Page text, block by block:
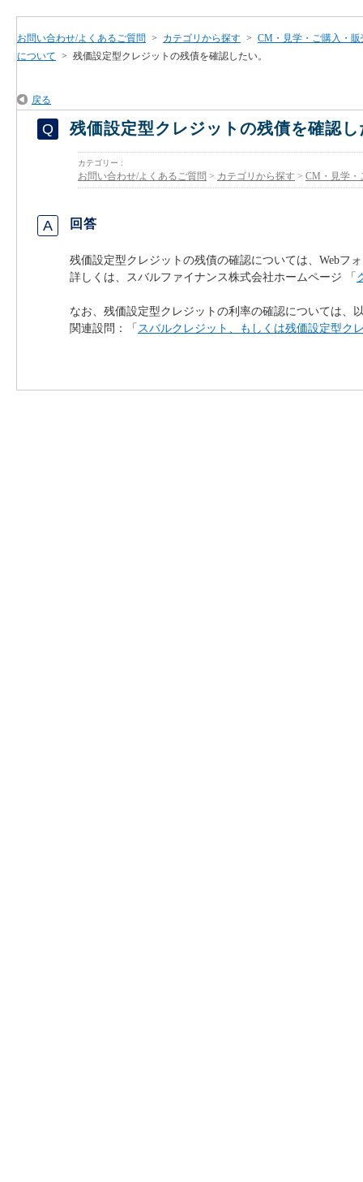
お問い合わせ/よくあるご質問 > カテゴリから探す > CM・見学・ご購入・
について > 残価設定型クレジットの残債を確認したい。
戻る
残価設定型クレジットの残債を確認し
カテゴリー :
お問い合わせ/よくあるご質問 > カテゴリから探す > CM・見学・
回答
残価設定型クレジットの残債の確認については、Webフ
詳しくは、スバルファイナンス株式会社ホームページ 「
なお、残価設定型クレジットの利率の確認については、
関連設問：「 スバルクレジット、もしくは残価設定型ク